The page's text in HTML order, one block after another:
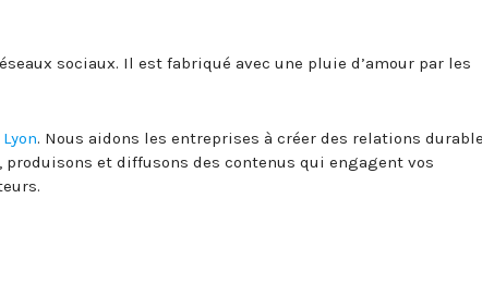
sociaux. Il est fabriqué avec une pluie d’amour par les
. Nous aidons les entreprises à créer des relations
et diffusons des contenus qui engagent vos